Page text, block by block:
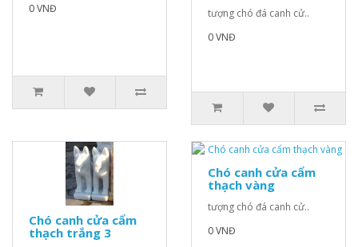
0 VNĐ
tượng chó đá canh cử..
0 VNĐ
Chó canh cửa cẩm
thạch trắng 3
Chó canh cửa cẩm
thạch vàng
tượng chó đá canh cử..
0 VNĐ